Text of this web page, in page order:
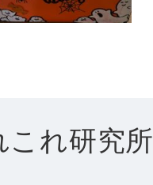
これ研究所